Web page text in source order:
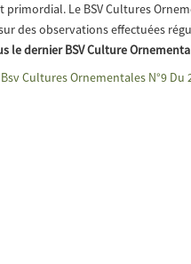
Le BSV Cultures
des observations effectuées
le dernier BSV Culture
Bsv Cultures Ornementales N°9 Du